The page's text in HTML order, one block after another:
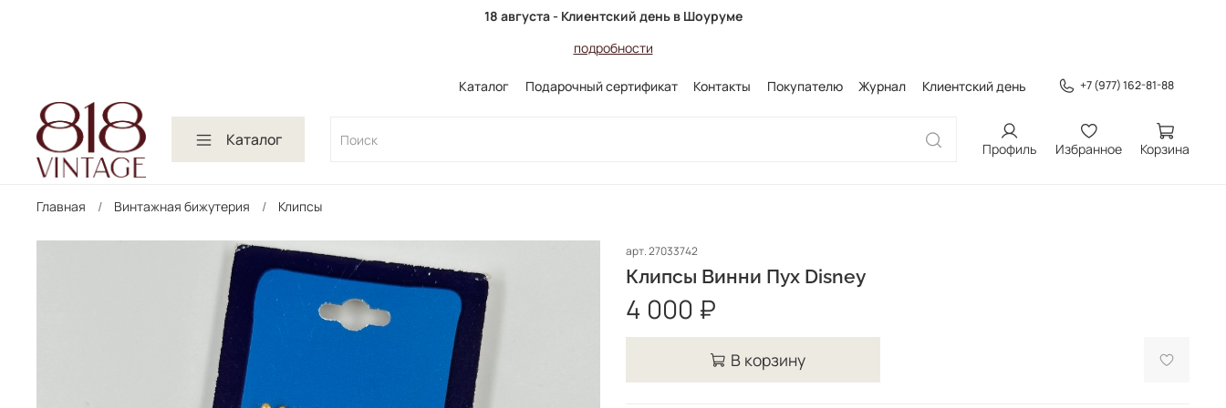
18 августа - Клиентский день в Шоуруме
подробности
Каталог Подарочный сертификат Контакты Покупателю Журнал Клиентский день +7 (977) 162-81-88
Каталог Профиль Избранное Корзина
Главная Винтажная бижутерия Клипсы
арт.27033742
Клипсы Винни Пух Disney
4 000 ₽
В корзину